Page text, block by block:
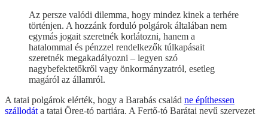
Az persze valódi dilemma, hogy mindez kinek a terhére
történjen. A hozzánk forduló polgárok általában nem
egymás jogait szeretnék korlátozni, hanem a
hatalommal és pénzzel rendelkezők túlkapásait
szeretnék megakadályozni – legyen szó
nagybefektetőkről vagy önkormányzatról, esetleg
magáról az államról.
A tatai polgárok elérték, hogy a Barabás család ne építhessen
szállodát a tatai Öreg-tó partjára. A Fertő-tó Barátai nevű szervezet